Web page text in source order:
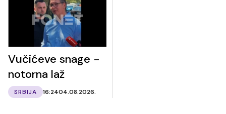
Vučićeve snage -
notorna laž
SRBIJA 16:2404.08.2026.